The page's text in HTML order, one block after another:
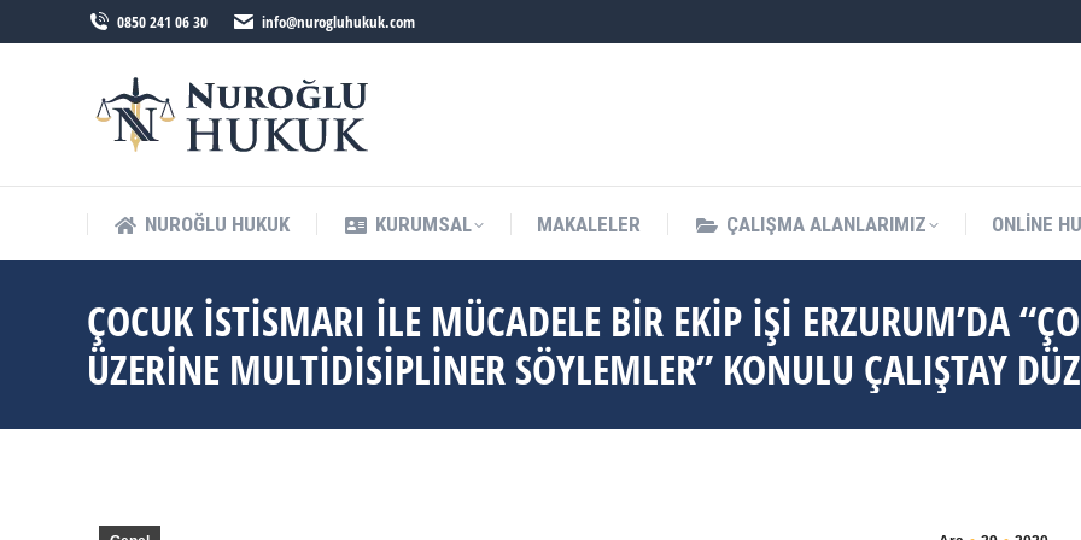
0850 241 06 30 info@nurogluhukuk.com
NUROĞLU HUKUK KURUMSAL MAKALELER ÇALIŞMA ALANLARIMIZ ONLINE
ÇOCUK İSTISMARI İLE MÜCADELE BIR EKIP İŞI ERZURUM’DA
ÜZERINE MULTIDISIPLINER SÖYLEMLER” KONULU ÇALIŞTAY